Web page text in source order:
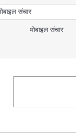
मोबाइल संचार